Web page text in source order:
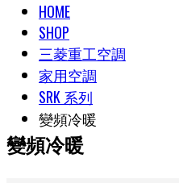
HOME
SHOP
三菱重工空調
家用空調
SRK 系列
變頻冷暖
變頻冷暖